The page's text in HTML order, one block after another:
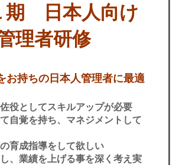
期 日本人向け
理者研修
お持ちの日本人管理者に最適
役としてスキルアップが必要
自覚を持ち、マネジメントして
育成指導をして欲しい
、業績を上げる事を深く考え実